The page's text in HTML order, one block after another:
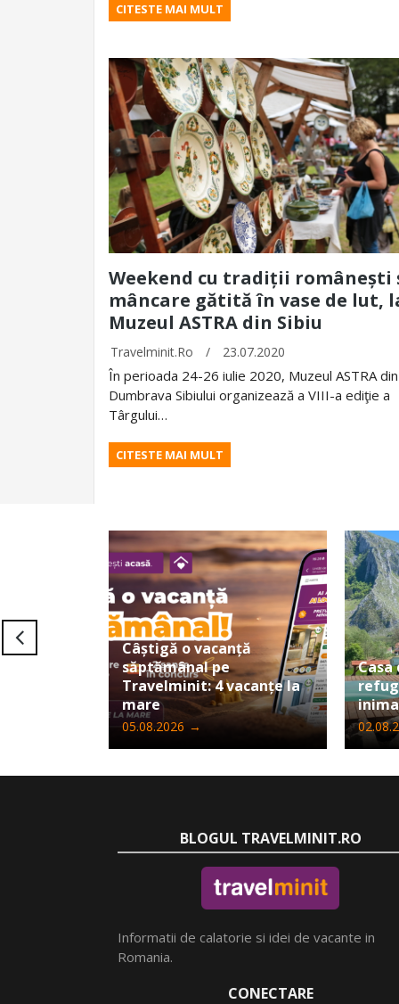
CITESTE MAI MULT
Weekend cu tradiții românești
mâncare gătită în vase de lut,
Muzeul ASTRA din Sibiu
Travelminit.ro / 23.07.2020
În perioada 24-26 iulie 2020, Muzeul ASTRA din
Dumbrava Sibiului organizează a VIII-a ediţie a
Târgului…
CITESTE MAI MULT
Câștigă o vacanță
săptămânal pe
Travelminit: 4 vacanțe la
mare
05.08.2026 →
Casa
BLOGUL TRAVELMINIT.RO
Informatii de calatorie si idei de vacante in
Romania.
CONECTARE